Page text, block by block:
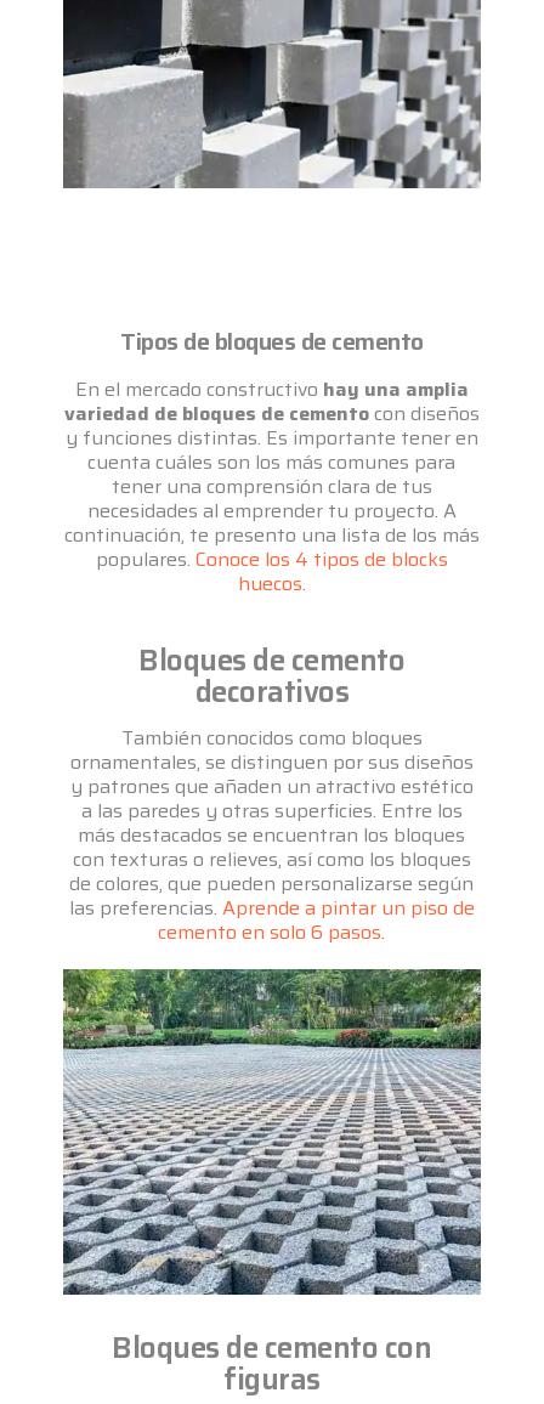
Tipos de bloques de cemento
En el mercado constructivo hay una amplia
variedad de bloques de cementocon diseños
y funciones distintas. Es importante tener en
cuenta cuáles son los más comunes para
tener una comprensión clara de tus
necesidades al emprender tu proyecto. A
continuación, te presento una lista de los más
populares. Conoce los 4 tipos de blocks
huecos.
Bloques de cemento
decorativos
También conocidos como bloques
ornamentales, se distinguen por sus diseños
y patrones que añaden un atractivo estético
a las paredes y otras superficies. Entre los
más destacados se encuentran los bloques
con texturas o relieves, así como los bloques
de colores, que pueden personalizarse según
las preferencias. Aprende a pintar un piso de
cemento en solo 6 pasos.
Bloques de cemento con
figuras